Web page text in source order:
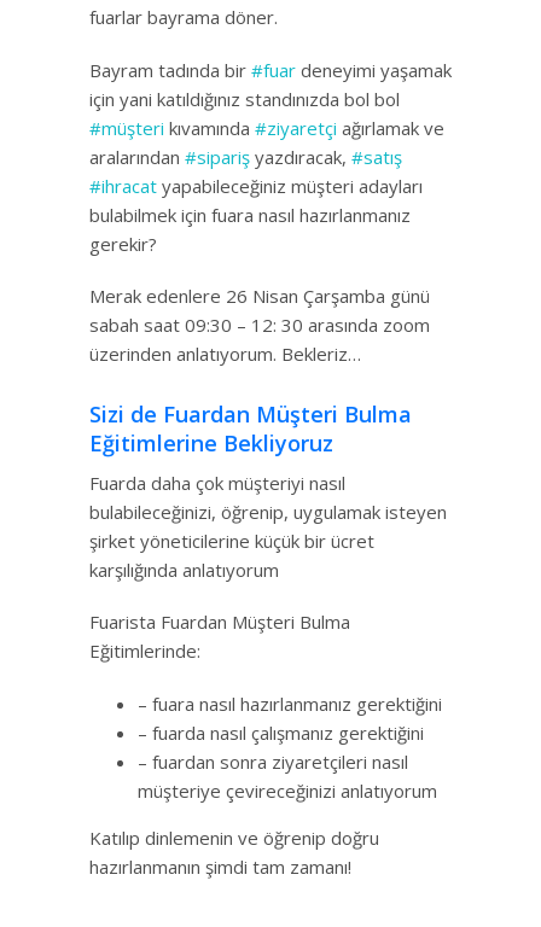
fuarlar bayrama döner.
Bayram tadında bir #fuar deneyimi yaşamak
için yani katıldığınız standınızda bol bol
#müşteri kıvamında #ziyaretçi ağırlamak ve
aralarından #sipariş yazdıracak, #satış
#ihracat yapabileceğiniz müşteri adayları
bulabilmek için fuara nasıl hazırlanmanız
gerekir?
Merak edenlere 26 Nisan Çarşamba günü
sabah saat 09:30 – 12: 30 arasında zoom
üzerinden anlatıyorum. Bekleriz…
Sizi de Fuardan Müşteri Bulma
Eğitimlerine Bekliyoruz
Fuarda daha çok müşteriyi nasıl
bulabileceğinizi, öğrenip, uygulamak isteyen
şirket yöneticilerine küçük bir ücret
karşılığında anlatıyorum
Fuarista Fuardan Müşteri Bulma
Eğitimlerinde:
– fuara nasıl hazırlanmanız gerektiğini
– fuarda nasıl çalışmanız gerektiğini
– fuardan sonra ziyaretçileri nasıl
müşteriye çevireceğinizi anlatıyorum
Katılıp dinlemenin ve öğrenip doğru
hazırlanmanın şimdi tam zamanı!